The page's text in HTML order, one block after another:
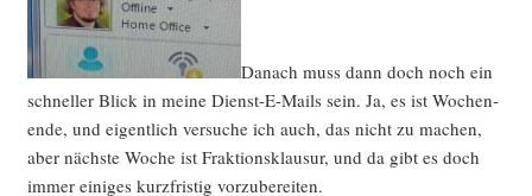
Danach muss dann doch noch ein
schnel­ler Blick in mei­ne Dienst-E-Mails sein. Ja, es ist Wochen­
en­de, und eigent­lich ver­su­che ich auch, das nicht zu machen,
aber nächs­te Woche ist Frak­ti­ons­klau­sur, und da gibt es doch
immer eini­ges kurz­fris­tig vorzubereiten.